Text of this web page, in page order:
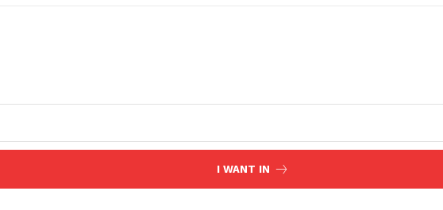
I WANT IN